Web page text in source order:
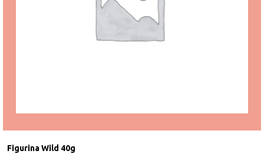
Figurina Wild 40g